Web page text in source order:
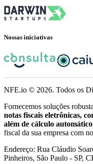
Nossas iniciativas
NFE.io © 2026. Todos os
Fornecemos soluções
notas fiscais eletrônicas,
além de cálculo
fiscal da sua empresa com
Endereço: Rua Cláudio
Pinheiros, São Paulo - SP,